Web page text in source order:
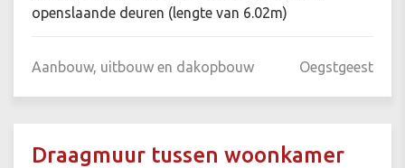
openslaande deuren (lengte van 6.02m)
Aanbouw, uitbouw en dakopbouw Oegstgeest
Draagmuur tussen woonkamer